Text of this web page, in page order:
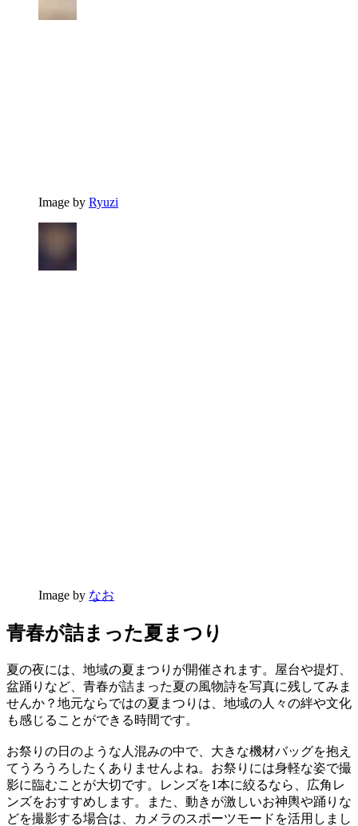
Image by Ryuzi
Image by なお
青春が詰まった夏まつり
夏の夜には、地域の夏まつりが開催されます。屋台や提灯、
盆踊りなど、青春が詰まった夏の風物詩を写真に残してみま
せんか？地元ならではの夏まつりは、地域の人々の絆や文化
も感じることができる時間です。
お祭りの日のような人混みの中で、大きな機材バッグを抱え
てうろうろしたくありませんよね。お祭りには身軽な姿で撮
影に臨むことが大切です。レンズを1本に絞るなら、広角レ
ンズをおすすめします。また、動きが激しいお神輿や踊りな
どを撮影する場合は、カメラのスポーツモードを活用しまし